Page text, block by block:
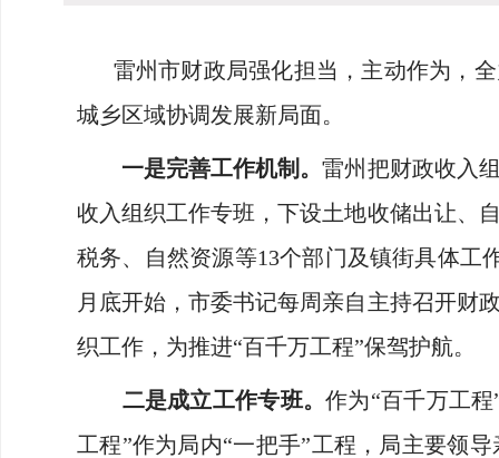
雷州市财政局强化担当，主动作为，
城乡区域协调发展新局面。
一是完善工作机制。雷州把财政收入
收入组织工作专班，下设土地收储出让、
税务、自然资源等13个部门及镇街具体工
月底开始，市委书记每周亲自主持召开财
织工作，为推进“百千万工程”保驾护航。
二是成立工作专班。作为“百千万工
工程”作为局内“一把手”工程，局主要领